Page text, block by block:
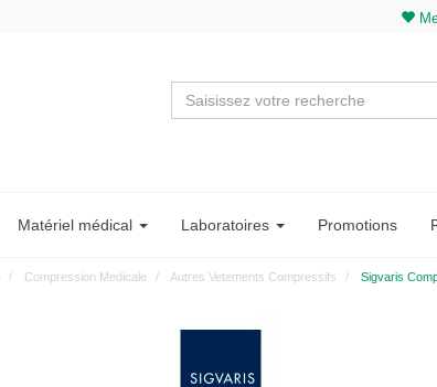
Matériel médical Laboratoires Promotions
Compression Medicale Autres Vetements Compressifs Sigvaris